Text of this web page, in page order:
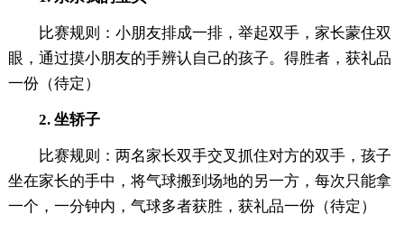
比赛规则：小朋友排成一排，举起双手，家长蒙住双
眼，通过摸小朋友的手辨认自己的孩子。得胜者，获礼品
一份（待定）
2. 坐轿子
比赛规则：两名家长双手交叉抓住对方的双手，孩子
坐在家长的手中，将气球搬到场地的另一方，每次只能拿
一个，一分钟内，气球多者获胜，获礼品一份（待定）